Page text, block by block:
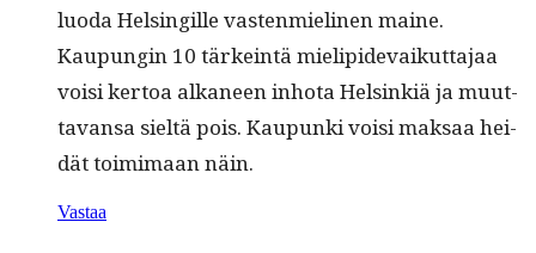
luo­da Helsingille vas­ten­mieli­nen maine.
Kaupun­gin 10 tärkein­tä mielipi­de­vaikut­ta­jaa
voisi ker­toa alka­neen inho­ta Helsinkiä ja muut­
ta­vansa sieltä pois. Kaupun­ki voisi mak­saa hei­
dät toim­i­maan näin.
Vastaa